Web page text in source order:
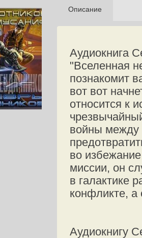
Описание
Аудиокнига
"Вселенная
познакомит
вот вот
относится к
войны между
во
миссии, он
в галактике
конфликте,
Аудиокнигу